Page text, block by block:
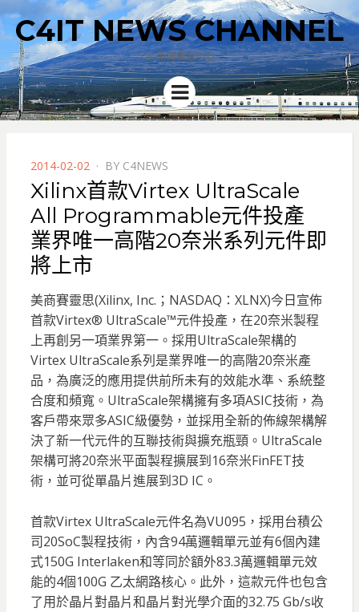
C4IT NEWS CHANNEL
4C新聞集散中心
Menu
POSTED
ON
2014-02-02 BY C4NEWS
Xilinx首款Virtex UltraScale
All Programmable元件投產
業界唯一高階20奈米系列元件即
將上市
美商賽靈思(Xilinx, Inc.；NASDAQ：XLNX)今日宣佈
首款Virtex® UltraScale™元件投產，在20奈米製程
上再創另一項業界第一。採用UltraScale架構的
Virtex UltraScale系列是業界唯一的高階20奈米產
品，為廣泛的應用提供前所未有的效能水準、系統整
合度和頻寬。 UltraScale架構擁有多項ASIC技術，為
客戶帶來眾多ASIC級優勢，並採用全新的佈線架構解
決了新一代元件的互聯技術與擴充瓶頸。UltraScale
架構可將20奈米平面製程擴展到16奈米FinFET技
術，並可從單晶片進展到3D IC。
首款Virtex UltraScale元件名為VU095，採用台積公
司20SoC製程技術，內含94萬邏輯單元並有6個內建
式150G Interlaken和等同於額外83.3萬邏輯單元效
能的4個100G 乙太網路核心。此外，這款元件也包含
了用於晶片對晶片和晶片對光學介面的32.75 Gb/s收